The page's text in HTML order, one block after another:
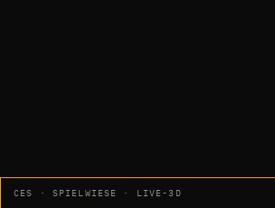
CES · SPIELWIESE · LIVE-3D